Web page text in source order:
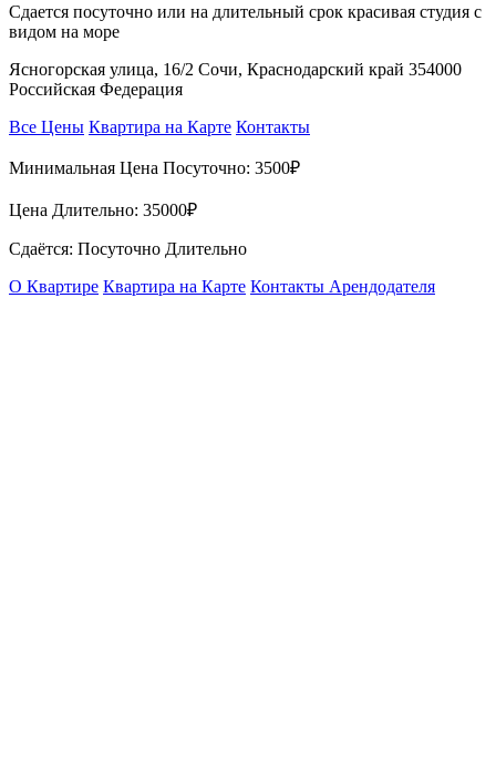
Сдается посуточно или на длительный срок красивая студия с
видом на море
Ясногорская улица, 16/2 Сочи, Краснодарский край 354000
Российская Федерация
Все Цены Квартира на Карте Контакты
Минимальная Цена Посуточно: 3500₽
Цена Длительно: 35000₽
Сдаётся: Посуточно Длительно
О Квартире Квартира на Карте Контакты Арендодателя